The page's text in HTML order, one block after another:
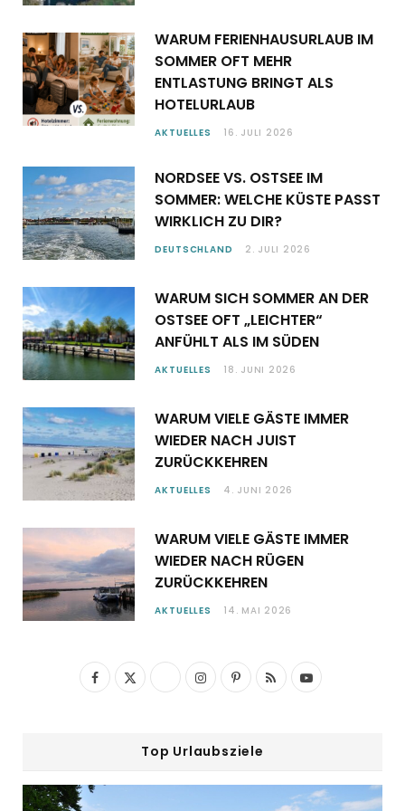
WARUM FERIENHAUSURLAUB IM
SOMMER OFT MEHR
ENTLASTUNG BRINGT ALS
HOTELURLAUB
AKTUELLES 16. JULI 2026
NORDSEE VS. OSTSEE IM
SOMMER: WELCHE KÜSTE PASST
WIRKLICH ZU DIR?
DEUTSCHLAND 2. JULI 2026
WARUM SICH SOMMER AN DER
OSTSEE OFT „LEICHTER“
ANFÜHLT ALS IM SÜDEN
AKTUELLES 18. JUNI 2026
WARUM VIELE GÄSTE IMMER
WIEDER NACH JUIST
ZURÜCKKEHREN
AKTUELLES 4. JUNI 2026
WARUM VIELE GÄSTE IMMER
WIEDER NACH RÜGEN
ZURÜCKKEHREN
AKTUELLES 14. MAI 2026
F
b
X
I
P
R
Y
u
Top Urlaubsziele